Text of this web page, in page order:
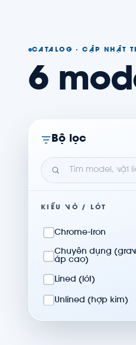
CATALOG · CẬP NHẬT
6
Bộ lọc
KIỂU VỎ / LÓT
Chrome-Iron
Chuyên dụng
áp cao)
Lined (lót)
Unlined (hợp kim)